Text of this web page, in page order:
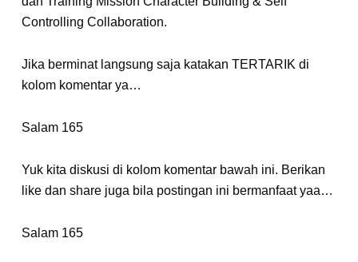
Controlling Collaboration.
Jika berminat langsung saja katakan TERTARIK di
kolom komentar ya…
Salam 165
Yuk kita diskusi di kolom komentar bawah ini. Berikan
like dan share juga bila postingan ini bermanfaat yaa…
Salam 165